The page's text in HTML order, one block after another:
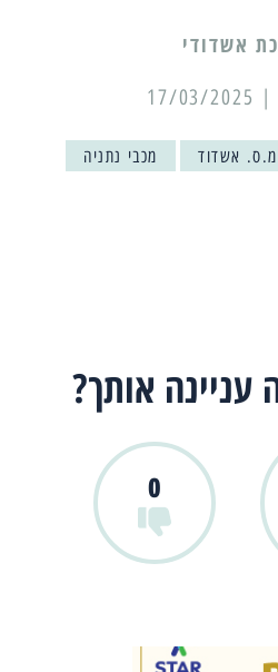
אשדודי
מ.ס. אשדוד מכבי נתניה
אותך?
0